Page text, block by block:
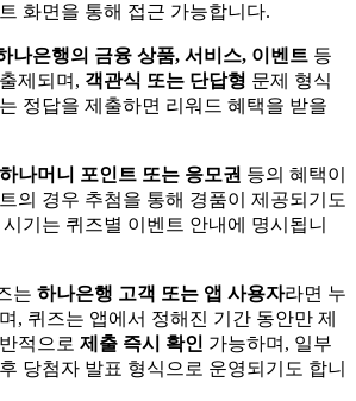
화면을 통해 접근 가능합니다.
나은행의 금융 상품, 서비스, 이벤트 등
제되며, 객관식 또는 단답형 문제 형식
정답을 제출하면 리워드 혜택을 받을
나머니 포인트 또는 응모권 등의 혜택이
의 경우 추첨을 통해 경품이 제공되기도
기는 퀴즈별 이벤트 안내에 명시됩니
는 하나은행 고객 또는 앱 사용자라면 누
, 퀴즈는 앱에서 정해진 기간 동안만 제
적으로 제출 즉시 확인 가능하며, 일부
당첨자 발표 형식으로 운영되기도 합니